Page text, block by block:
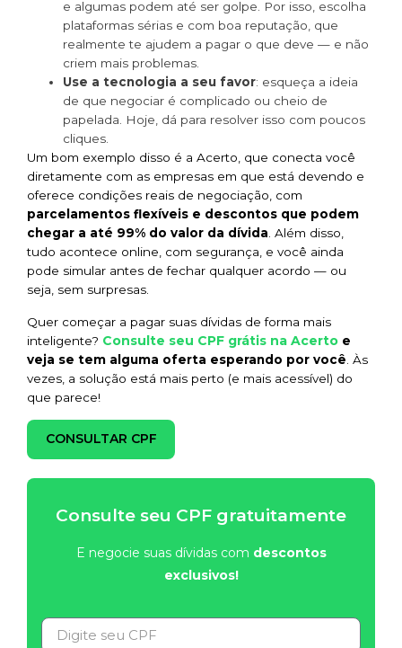
e algumas podem até ser golpe. Por isso, escolha
plataformas sérias e com boa reputação, que
realmente te ajudem a pagar o que deve — e não
criem mais problemas.
Use a tecnologia a seu favor: esqueça a ideia
de que negociar é complicado ou cheio de
papelada. Hoje, dá para resolver isso com poucos
cliques.
Um bom exemplo disso é a Acerto, que conecta você
diretamente com as empresas em que está devendo e
oferece condições reais de negociação, com
parcelamentos flexíveis e descontos que podem
chegar a até 99% do valor da dívida. Além disso,
tudo acontece online, com segurança, e você ainda
pode simular antes de fechar qualquer acordo — ou
seja, sem surpresas.
Quer começar a pagar suas dívidas de forma mais
inteligente? Consulte seu CPF grátis na Acerto e
veja se tem alguma oferta esperando por você . Às
vezes, a solução está mais perto (e mais acessível) do
que parece!
CONSULTAR CPF
Consulte seu CPF gratuitamente
E negocie suas dívidas com descontos
exclusivos!